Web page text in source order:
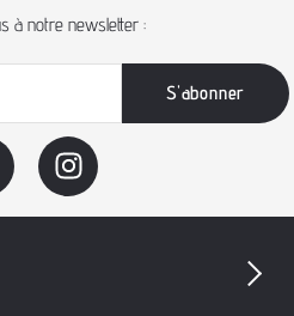
à notre newsletter :